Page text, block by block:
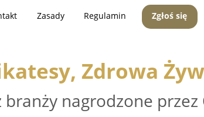
Zasady Regulamin Zgłoś się
Zdrowa
nagrodzone przez